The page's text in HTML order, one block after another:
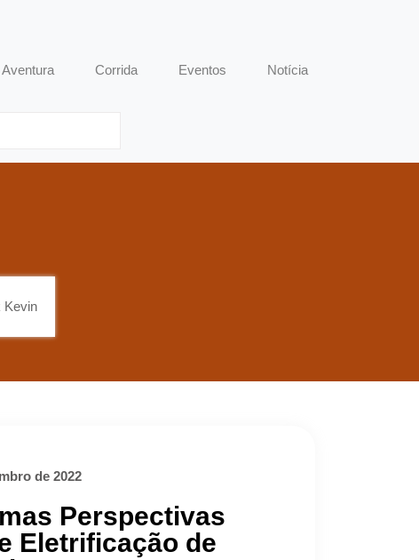
Aventura Corrida Eventos Notícia
Kevin
de 2022
Perspectivas
Eletrificação de